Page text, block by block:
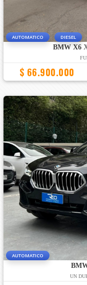
AUTOMATICO DIESEL
BMW X6
$ 66.900.000
AUTOMATICO
UN